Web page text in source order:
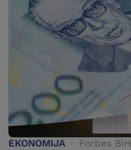
EKONOMIJA Forbes BiH